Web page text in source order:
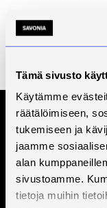
Tämä sivusto
Käytämme
räätälöimiseen,
tukemiseen ja
jaamme
alan
sivustoamme.
tietoja muihin
Koulutuspäällikkö
Yhteiset
+358447856018
Tilaa